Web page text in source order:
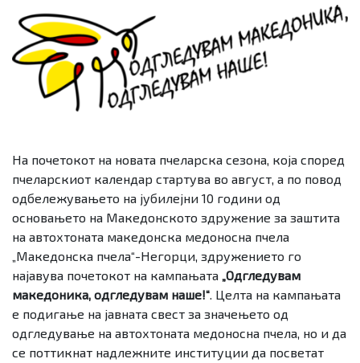
На почетокот на новата пчеларска сезона, која според
пчеларскиот календар стартува во август, а по повод
одбележувањето на јубилејни 10 години од
основањето на Македонското здружение за заштита
на автохтоната македонска медоносна пчела
„Македонска пчела“-Негорци, здружението го
најавува почетокот на кампањата „Одгледувам
македоника, одгледувам наше!“. Целта на кампањата
е подигање на јавната свест за значењето од
одгледување на автохтоната медоносна пчела, но и да
се поттикнат надлежните институции да посветат